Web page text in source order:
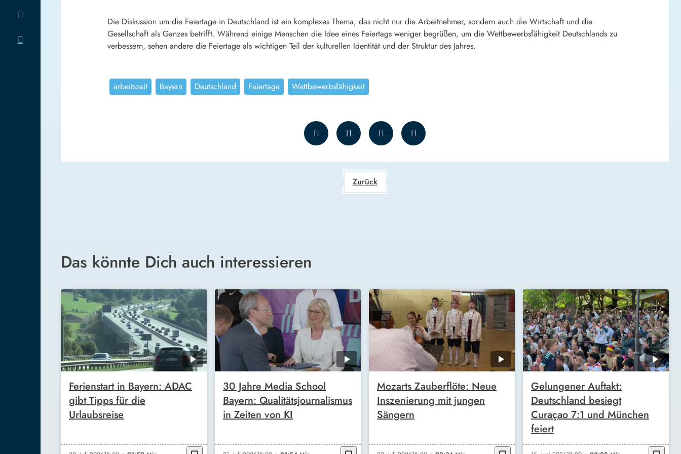
Die Diskussion um die Feiertage in Deutschland ist ein komplexes Thema, das nicht nur die Arbeitnehmer, sondern auch die Wirtschaft und die
Gesellschaft als Ganzes betrifft. Während einige Menschen die Idee eines Feiertags weniger begrüßen, um die Wettbewerbsfähigkeit Deutschlands zu
verbessern, sehen andere die Feiertage als wichtigen Teil der kulturellen Identität und der Struktur des Jahres.
arbeitszeit Bayern Deutschland Feiertage Wettbewerbsfähigkeit
Zurück
Das könnte Dich auch interessieren
Ferienstart in Bayern: ADAC
gibt Tipps für die
Urlaubsreise
30 Jahre Media School
Bayern: Qualitätsjournalismus
in Zeiten von KI
Mozarts Zauberflöte: Neue
Inszenierung mit jungen
Sängern
Gelungener Auftakt:
Deutschland besiegt
Curaçao 7:1 und München
feiert